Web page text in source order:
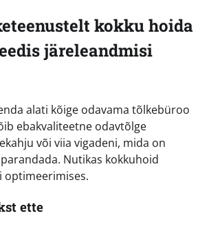
kokku hoida
järeleandmisi
alati kõige odavama tõlkebüroo
ebakvaliteetne odavtõlge
või viia vigadeni, mida on
Nutikas kokkuhoid
optimeerimises.
ette